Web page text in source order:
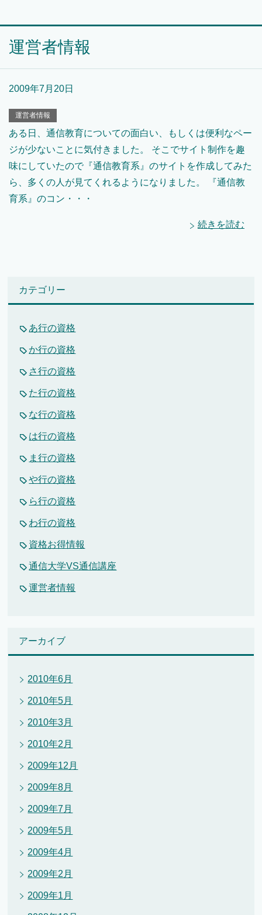
運営者情報
2009年7月20日
運営者情報
ある日、通信教育についての面白い、もしくは便利なペー
ジが少ないことに気付きました。 そこでサイト制作を趣
味にしていたので『通信教育系』のサイトを作成してみた
ら、多くの人が見てくれるようになりました。 『通信教
育系』のコン・・・
続きを読む
カテゴリー
あ行の資格
か行の資格
さ行の資格
た行の資格
な行の資格
は行の資格
ま行の資格
や行の資格
ら行の資格
わ行の資格
資格お得情報
通信大学VS通信講座
運営者情報
アーカイブ
2010年6月
2010年5月
2010年3月
2010年2月
2009年12月
2009年8月
2009年7月
2009年5月
2009年4月
2009年2月
2009年1月